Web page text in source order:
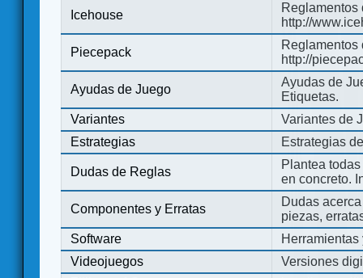
Icehouse
Reglamentos
http://
Piecepack
Reglamentos
http://
Ayudas de Juego
Ayudas de
Etiquetas.
Variantes
Variantes de
Estrategias
Estrategias
Dudas de Reglas
Plantea
en concreto.
Componentes y Erratas
Dudas
piezas,
Software
Videojuegos
Versiones